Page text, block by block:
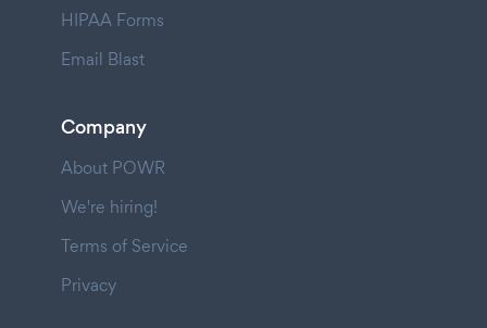
HIPAA Forms
Email Blast
Company
About POWR
We're hiring!
Terms of Service
Privacy